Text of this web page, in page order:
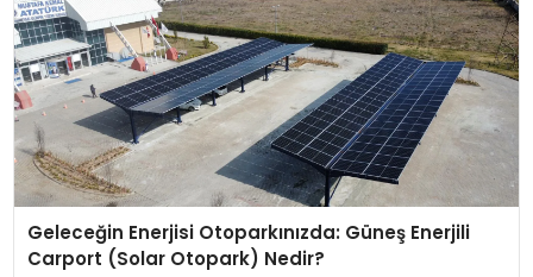
Geleceğin Enerjisi Otoparkınızda: Güneş Enerjili
Carport (Solar Otopark) Nedir?